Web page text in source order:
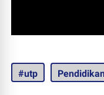
#utp